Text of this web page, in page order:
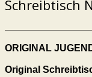
Schreibtisch
ORIGINAL
Original